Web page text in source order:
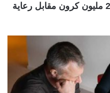
محاكمة عائلة حصلت على 2.8 مليون كرون مقابل رعاية